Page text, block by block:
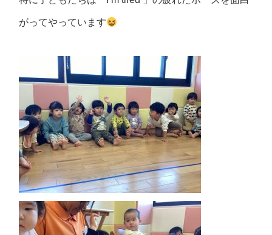
がってやっています